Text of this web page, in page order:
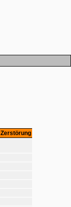
Zerstörung